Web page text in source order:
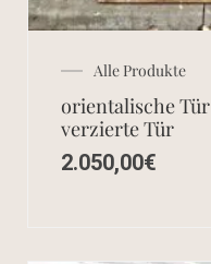
Alle Produkte
orientalische
verzierte Tür
2.050,00€